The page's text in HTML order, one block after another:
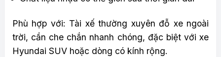
Phù hợp với: Tài xế thường xuyên đỗ xe ngoài
trời, cần che chắn nhanh chóng, đặc biệt với xe
Hyundai SUV hoặc dòng có kính rộng.